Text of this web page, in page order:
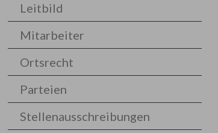
Leitbild
Mitarbeiter
Ortsrecht
Parteien
Stellenausschreibungen